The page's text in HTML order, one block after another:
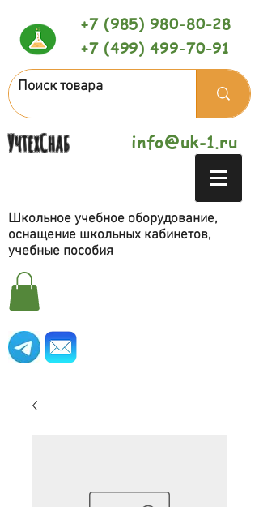
+7 (985) 980-80-28
+7 (499) 499-70-91
УчтехСнаб info@uk-1.ru
Школьное учебное оборудование,
оснащение школьных кабинетов,
учебные пособия